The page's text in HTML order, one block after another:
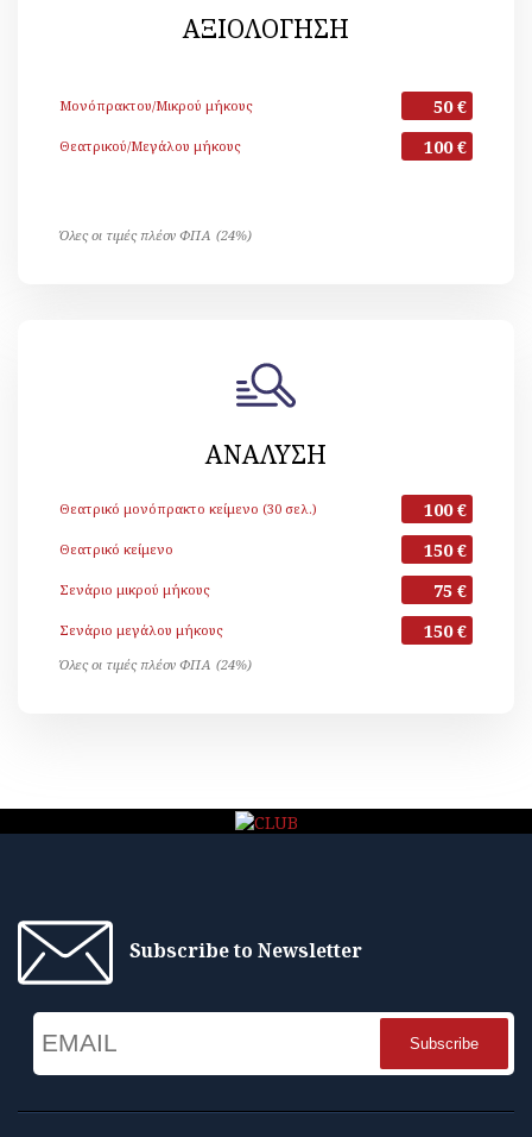
ΑΞΙΟΛΟΓΗΣΗ
Μονόπρακτου/Μικρού μήκους 50 €
Θεατρικού/Μεγάλου μήκους 100 €
Όλες οι τιμές πλέον ΦΠΑ (24%)
ΑΝΑΛΥΣΗ
Θεατρικό μονόπρακτο κείμενο (30 σελ.) 100 €
Θεατρικό κείμενο 150 €
Σενάριο μικρού μήκους 75 €
Σενάριο μεγάλου μήκους 150 €
Όλες οι τιμές πλέον ΦΠΑ (24%)
Subscribe to Newsletter
Name